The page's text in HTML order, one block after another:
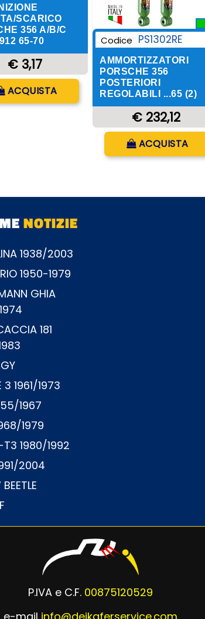
SCARICO
356 A/B/C
65-70
€ 3,17
ACQUISTA
Codice PS1302RE
AMMORTIZZATORI
PORSCHE 356
POSTERIORI
REGOLABILI ...65 (2)
€ 232,12
Quantità
ACQUISTA
NOTIZIE
1938/2003
1950-1979
GHIA
181
3 1961/1973
1967
1979
1980/1992
2004
P.IVA e C.F. 00875120529